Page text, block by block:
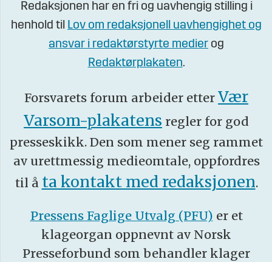
Redaksjonen har en fri og uavhengig stilling i
henhold til Lov om redaksjonell uavhengighet og
ansvar i redaktørstyrte medier og
Redaktørplakaten.
Forsvarets forum arbeider etter Vær
Varsom-plakatens regler for god
presseskikk. Den som mener seg rammet
av urettmessig medieomtale, oppfordres
til å ta kontakt med redaksjonen.
Pressens Faglige Utvalg (PFU) er et
klageorgan oppnevnt av Norsk
Presseforbund som behandler klager